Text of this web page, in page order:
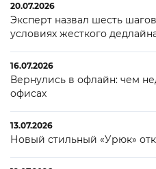
20.07.2026
Эксперт назвал шесть
условиях жесткого
16.07.2026
Вернулись в офлайн: чем
офисах
13.07.2026
Новый стильный «Урюк»